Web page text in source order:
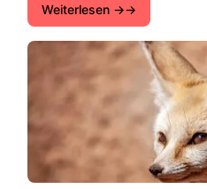
Weiterlesen →